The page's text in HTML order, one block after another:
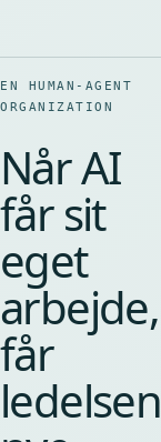
EN HUMAN-AGENT
ORGANIZATION
Når AI
får sit
eget
arbejde,
får
ledelsen